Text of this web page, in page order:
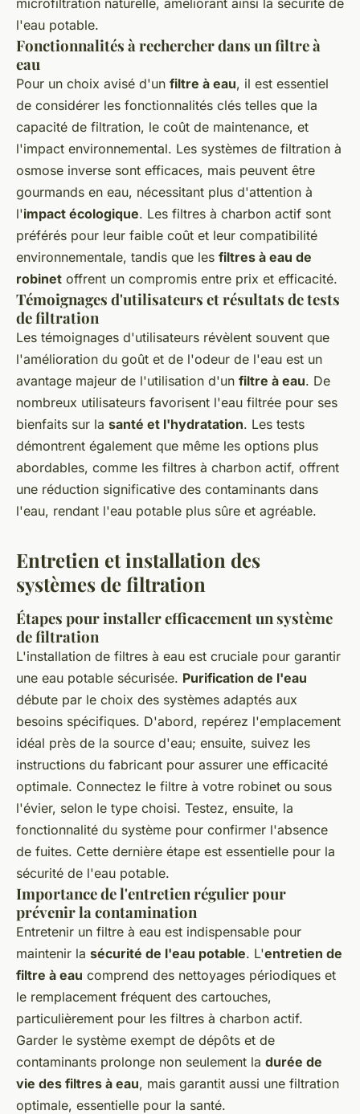
l'eau potable.
Fonctionnalités à rechercher dans un filtre à
eau
Pour un choix avisé d'un filtre à eau, il est essentiel
de considérer les fonctionnalités clés telles que la
capacité de filtration, le coût de maintenance, et
l'impact environnemental. Les systèmes de filtration à
osmose inverse sont efficaces, mais peuvent être
gourmands en eau, nécessitant plus d'attention à
l'impact écologique. Les filtres à charbon actif sont
préférés pour leur faible coût et leur compatibilité
environnementale, tandis que les filtres à eau de
robinet offrent un compromis entre prix et efficacité.
Témoignages d'utilisateurs et résultats de tests
de filtration
Les témoignages d'utilisateurs révèlent souvent que
l'amélioration du goût et de l'odeur de l'eau est un
avantage majeur de l'utilisation d'un filtre à eau. De
nombreux utilisateurs favorisent l'eau filtrée pour ses
bienfaits sur la santé et l'hydratation. Les tests
démontrent également que même les options plus
abordables, comme les filtres à charbon actif, offrent
une réduction significative des contaminants dans
l'eau, rendant l'eau potable plus sûre et agréable.
Entretien et installation des
systèmes de filtration
Étapes pour installer efficacement un système
de filtration
L'installation de filtres à eau est cruciale pour garantir
une eau potable sécurisée. Purification de l'eau
débute par le choix des systèmes adaptés aux
besoins spécifiques. D'abord, repérez l'emplacement
idéal près de la source d'eau; ensuite, suivez les
instructions du fabricant pour assurer une efficacité
optimale. Connectez le filtre à votre robinet ou sous
l'évier, selon le type choisi. Testez, ensuite, la
fonctionnalité du système pour confirmer l'absence
de fuites. Cette dernière étape est essentielle pour la
sécurité de l'eau potable.
Importance de l'entretien régulier pour
prévenir la contamination
Entretenir un filtre à eau est indispensable pour
maintenir la sécurité de l'eau potable. L'entretien de
filtre à eau comprend des nettoyages périodiques et
le remplacement fréquent des cartouches,
particulièrement pour les filtres à charbon actif.
Garder le système exempt de dépôts et de
contaminants prolonge non seulement la durée de
vie des filtres à eau, mais garantit aussi une filtration
optimale, essentielle pour la santé.